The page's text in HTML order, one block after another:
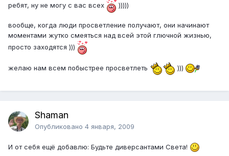
ребят, ну не могу с вас всех )))))
вообще, когда люди просветление получают, они начинают
моментами жутко смеяться над всей этой глючной жизнью,
просто заходятся )))
желаю нам всем побыстрее просветлеть )))
Shaman
Опубликовано 4 января, 2009
И от себя ещё добавлю: Будьте диверсантами Света!